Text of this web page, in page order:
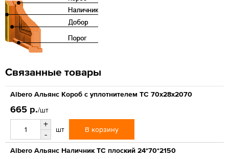
Связанные товары
Albero Альянс Короб с уплотнителем ТС 70х28х2070
665 р./шт
+
-
шт В корзину
Albero Альянс Наличник ТС плоский 24*70*2150